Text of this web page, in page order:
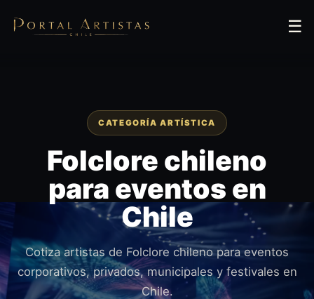
☰
CATEGORÍA ARTÍSTICA
Folclore chileno
para eventos en
Chile
Cotiza artistas de Folclore chileno para eventos
corporativos, privados, municipales y festivales en
Chile.